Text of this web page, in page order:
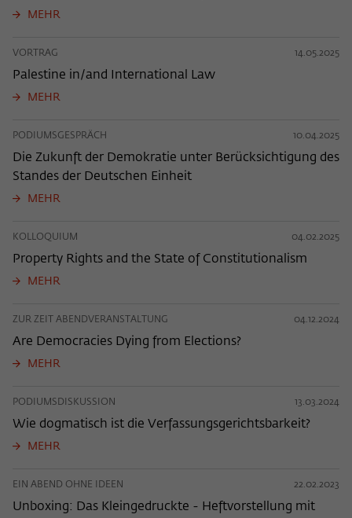
MEHR
VORTRAG 14.05.2025
Palestine in/and International Law
MEHR
PODIUMSGESPRÄCH 10.04.2025
Die Zukunft der Demokratie unter Berücksichtigung des
Standes der Deutschen Einheit
MEHR
KOLLOQUIUM 04.02.2025
Property Rights and the State of Constitutionalism
MEHR
ZUR ZEIT ABENDVERANSTALTUNG 04.12.2024
Are Democracies Dying from Elections?
MEHR
PODIUMSDISKUSSION 13.03.2024
Wie dogmatisch ist die Verfassungsgerichtsbarkeit?
MEHR
EIN ABEND OHNE IDEEN 22.02.2023
Unboxing: Das Kleingedruckte - Heftvorstellung mit